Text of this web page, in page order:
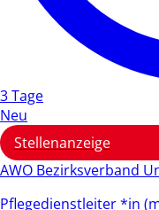
3 Tage
Neu
Stellenanzeige
AWO Bezirksverband
Pflegedienstleiter *in